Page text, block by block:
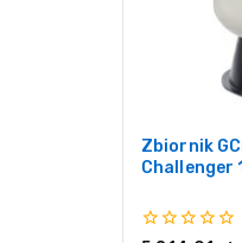
Zbiornik
Challenger